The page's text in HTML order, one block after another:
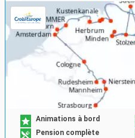
Animations à bord
Pension complète